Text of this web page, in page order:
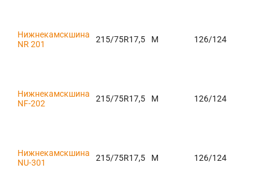
Нижнекамскшина
NR 201
215/75R17,5 M 126/124
Нижнекамскшина
NF-202
215/75R17,5 M 126/124
Нижнекамскшина
NU-301
215/75R17,5 M 126/124